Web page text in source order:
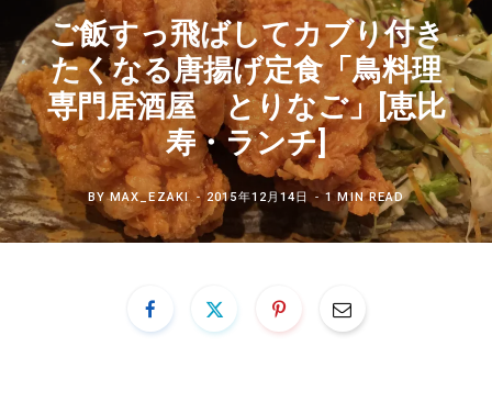
ご飯すっ飛ばしてカブり付き
たくなる唐揚げ定食「鳥料理
専門居酒屋 とりなご」[恵比
寿・ランチ]
BYMAX_EZAKI 2015年12月14日 1 MIN READ